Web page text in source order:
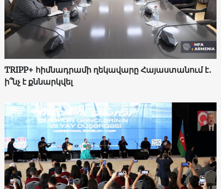
TRIPP+ հիմնադրամի ղեկավարը Հայաստանում է․
ի՞նչ է քննարկվել